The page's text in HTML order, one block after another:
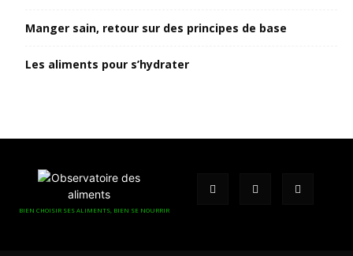
Manger sain, retour sur des principes de base
Les aliments pour s’hydrater
BIEN CHOISIR SES ALIMENTS, BIEN SE NOURRIR